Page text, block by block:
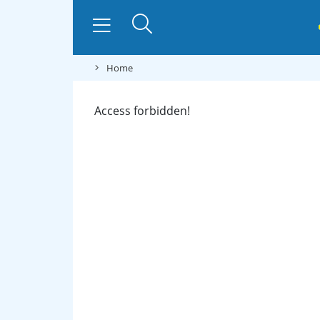
Home
Access forbidden!